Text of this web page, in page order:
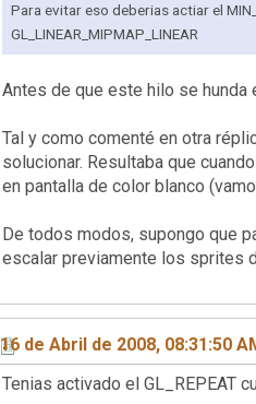
Para evitar eso deberias actiar el
GL_LINEAR_MIPMAP_LINEAR
Antes de que este hilo se hunda
Tal y como comenté en otra
solucionar. Resultaba que
en pantalla de color blanco
De todos modos, supongo que
escalar previamente los sprites
16 de Abril de 2008, 08:31:50
Tenias activado el GL_REPEAT